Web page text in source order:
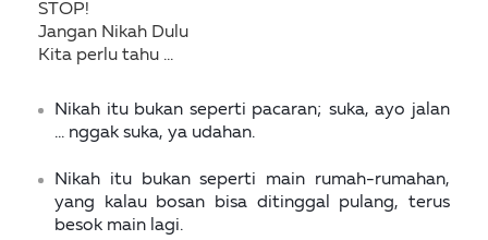
STOP!
Jangan Nikah Dulu
Kita perlu tahu …
Nikah itu bukan seperti pacaran; suka, ayo jalan
... nggak suka, ya udahan.
Nikah itu bukan seperti main rumah-rumahan,
yang kalau bosan bisa ditinggal pulang, terus
besok main lagi.